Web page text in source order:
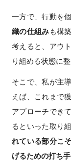
一方で、行動を
織の仕組みも構
考えると、アウ
り組める状態に
そこで、私が主
えば、これまで
アプローチでき
るといった取り
れている部分こ
げるための打ち